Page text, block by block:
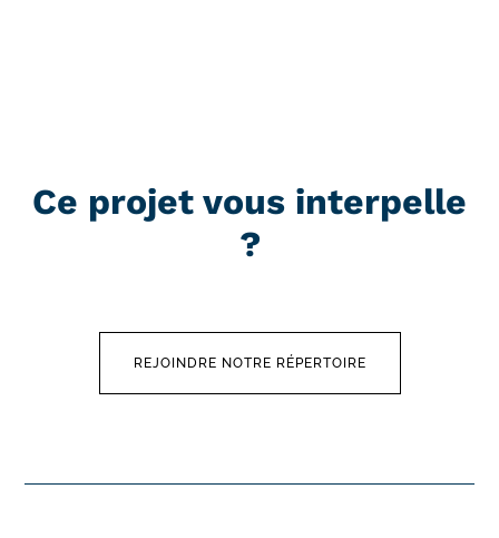
Ce projet vous interpelle
?
REJOINDRE NOTRE RÉPERTOIRE